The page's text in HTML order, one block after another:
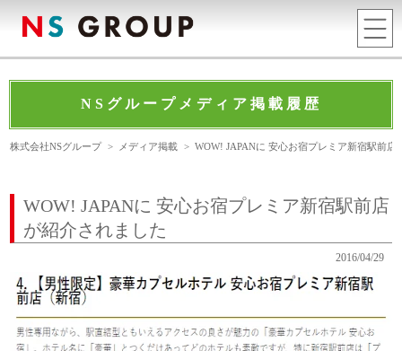
NSグループメディア掲載履歴
株式会社NSグループ > メディア掲載 >WOW! JAPANに 安心お宿プレミア新宿駅前店
WOW! JAPANに 安心お宿プレミア新宿駅前店
が紹介されました
2016/04/29